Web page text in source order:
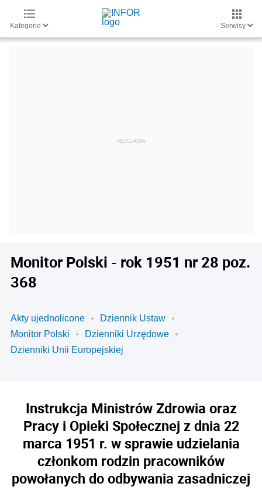
Kategorie Serwisy
Monitor Polski - rok 1951 nr 28 poz.
368
Akty ujednolicone
Dziennik Ustaw
Monitor Polski
Dzienniki Urzędowe
Dzienniki Unii Europejskiej
Instrukcja Ministrów Zdrowia oraz
Pracy i Opieki Społecznej z dnia 22
marca 1951 r. w sprawie udzielania
członkom rodzin pracowników
powołanych do odbywania zasadniczej